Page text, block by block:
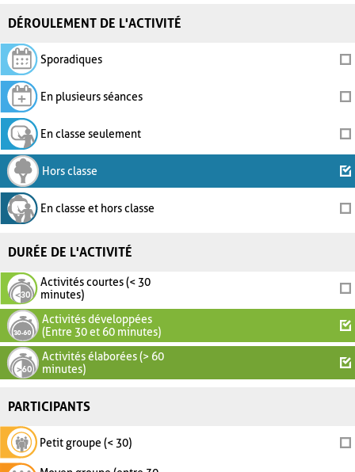
DÉROULEMENT DE L'ACTIVITÉ
Sporadiques
En plusieurs séances
En classe seulement
Hors classe
En classe et hors classe
DURÉE DE L'ACTIVITÉ
Activités courtes (< 30
minutes)
Activités développées
(Entre 30 et 60 minutes)
Activités élaborées (> 60
minutes)
PARTICIPANTS
Petit groupe (< 30)